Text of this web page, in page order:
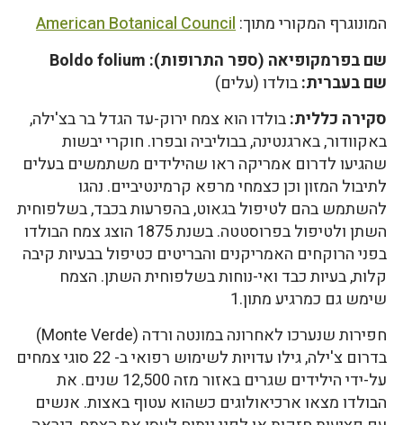
המונוגרף המקורי מתוך:American Botanical Council
שם בפרמקופיאה (ספר התרופות): Boldo folium
שם בעברית:בולדו (עלים)
סקירה כללית:בולדו הוא צמח ירוק-עד הגדל בר בצ'ילה,
באקוודור, בארגנטינה, בבוליביה ובפרו. חוקרי יבשות
שהגיעו לדרום אמריקה ראו שהילידים משתמשים בעלים
לתיבול המזון וכן כצמחי מרפא קרמינטיביים. נהגו
להשתמש בהם לטיפול בגאוט, בהפרעות בכבד, בשלפוחית
השתן ולטיפול בפרוסטטה. בשנת 1875 הוצג צמח הבולדו
בפני הרוקחים האמריקנים והבריטים כטיפול בבעיות קיבה
קלות, בעיות כבד ואי-נוחות בשלפוחית השתן. הצמח
שימש גם כמרגיע מתון.1
חפירות שנערכו לאחרונה במונטה ורדה (Monte Verde)
בדרום צ'ילה, גילו עדויות לשימוש רפואי ב- 22 סוגי צמחים
על-ידי הילידים שגרים באזור מזה 12,500 שנים. את
הבולדו מצאו ארכיאולוגים כשהוא עטוף באצות. אנשים